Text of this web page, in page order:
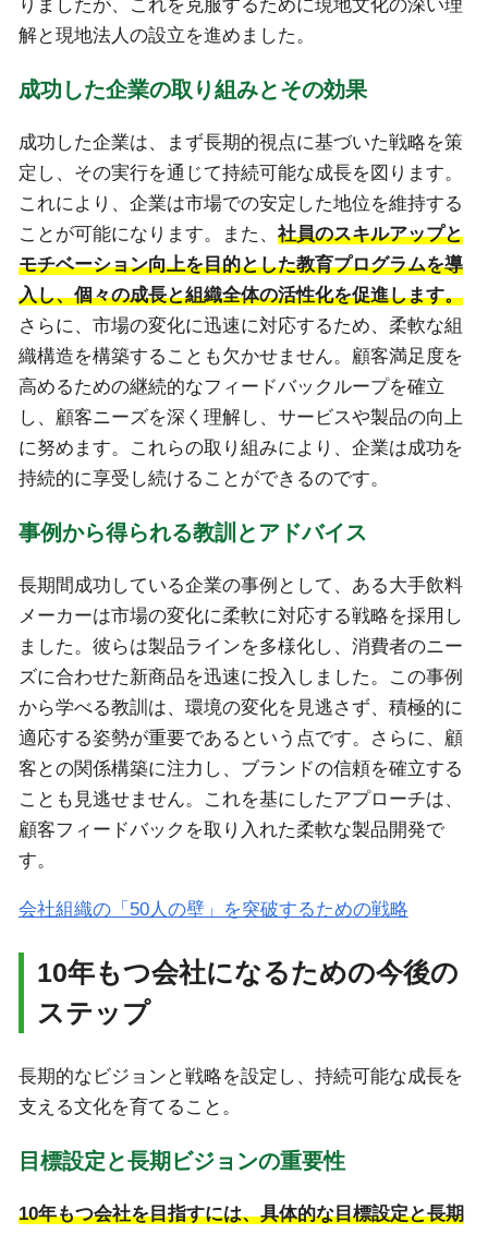
りましたが、これを克服するために現地文化の深い理
解と現地法人の設立を進めました。
成功した企業の取り組みとその効果
成功した企業は、まず長期的視点に基づいた戦略を策
定し、その実行を通じて持続可能な成長を図ります。
これにより、企業は市場での安定した地位を維持する
ことが可能になります。また、 社員のスキルアップと
モチベーション向上を目的とした教育プログラムを導
入し、個々の成長と組織全体の活性化を促進します。
さらに、市場の変化に迅速に対応するため、柔軟な組
織構造を構築することも欠かせません。顧客満足度を
高めるための継続的なフィードバックループを確立
し、顧客ニーズを深く理解し、サービスや製品の向上
に努めます。これらの取り組みにより、企業は成功を
持続的に享受し続けることができるのです。
事例から得られる教訓とアドバイス
長期間成功している企業の事例として、ある大手飲料
メーカーは市場の変化に柔軟に対応する戦略を採用し
ました。彼らは製品ラインを多様化し、消費者のニー
ズに合わせた新商品を迅速に投入しました。この事例
から学べる教訓は、環境の変化を見逃さず、積極的に
適応する姿勢が重要であるという点です。さらに、顧
客との関係構築に注力し、ブランドの信頼を確立する
ことも見逃せません。これを基にしたアプローチは、
顧客フィードバックを取り入れた柔軟な製品開発で
す。
会社組織の「50人の壁」を突破するための戦略
10年もつ会社になるための今後の
ステップ
長期的なビジョンと戦略を設定し、持続可能な成長を
支える文化を育てること。
目標設定と長期ビジョンの重要性
10年もつ会社を目指すには、具体的な目標設定と長期